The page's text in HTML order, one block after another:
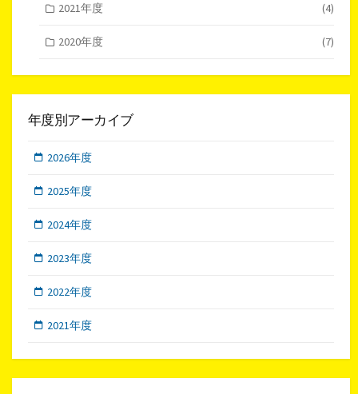
2021年度 (4)
2020年度 (7)
年度別アーカイブ
2026年度
2025年度
2024年度
2023年度
2022年度
2021年度